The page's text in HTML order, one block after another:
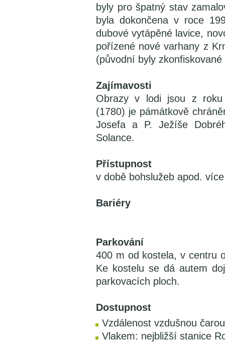
byly pro špatný stav
byla dokončena v roce
dubové vytápěné lavice,
pořízené nové varhany z
(původní byly
Zajímavosti
Obrazy v lodi jsou z
(1780) je pámátkově
Josefa a P. Ježíše
Solance.
Přístupnost
v době bohslužeb apod.
Bariéry
Parkování
400 m od kostela, v centru
Ke kostelu se dá autem
parkovacích ploch.
Dostupnost
Vzdálenost vzdušnou
Vlakem: nejbližší stanice